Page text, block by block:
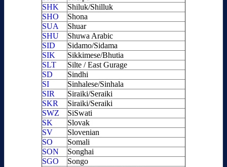
SHK
Shiluk/Shilluk
SHO
Shona
SUA
Shuar
SHU
Shuwa Arabic
SID
Sidamo/Sidama
SIK
Sikkimese/Bhutia
SLT
Silte / East Gurage
SD
Sindhi
SI
Sinhalese/Sinhala
SIR
Siraiki/Seraiki
SKR
Siraiki/Seraiki
SWZ
SiSwati
SK
Slovak
SV
Slovenian
SO
Somali
SON
Songhai
SGO
Songo